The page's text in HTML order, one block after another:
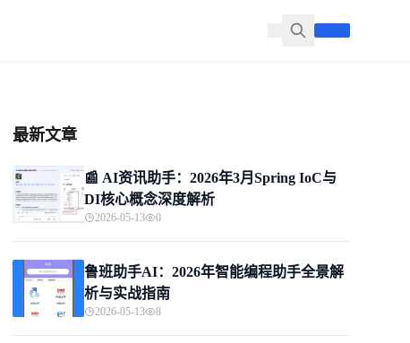
最新文章
📰 AI资讯助手：2026年3月Spring IoC与
DI核心概念深度解析
2026-05-13 0
鲁班助手AI：2026年智能编程助手全景解
析与实战指南
2026-05-13 8